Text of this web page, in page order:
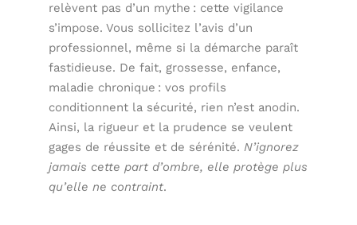
relèvent pas d’un mythe : cette vigilance
s’impose. Vous sollicitez l’avis d’un
professionnel, même si la démarche paraît
fastidieuse. De fait, grossesse, enfance,
maladie chronique : vos profils
conditionnent la sécurité, rien n’est anodin.
Ainsi, la rigueur et la prudence se veulent
gages de réussite et de sérénité.N’ignorez
jamais cette part d’ombre, elle protège plus
qu’elle ne contraint.